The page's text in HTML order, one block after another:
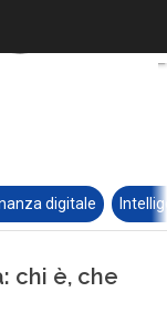
digitale
chi è, che